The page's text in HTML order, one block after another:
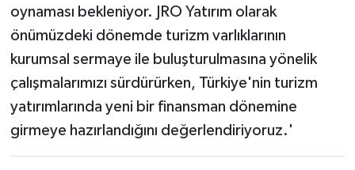
oynaması bekleniyor. JRO Yatırım olarak
önümüzdeki dönemde turizm varlıklarının
kurumsal sermaye ile buluşturulmasına yönelik
çalışmalarımızı sürdürürken, Türkiye'nin turizm
yatırımlarında yeni bir finansman dönemine
girmeye hazırlandığını değerlendiriyoruz.'